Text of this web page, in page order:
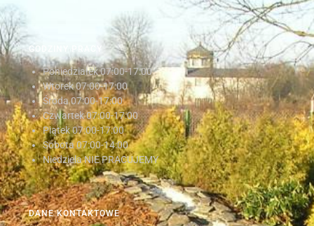
DANE KONTAKTOWE
GODZINY PRACY
Poniedziałek07:00-17:00
Wtorek07:00-17:00
Środa07:00-17:00
Czwartek07:00-17:00
Piątek07:00-17:00
Sobota07:00-14:00
Niedziela NIE PRACUJEMY